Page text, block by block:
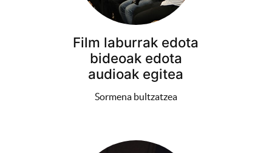
Film laburrak edota
bideoak edota
audioak egitea
Sormena bultzatzea